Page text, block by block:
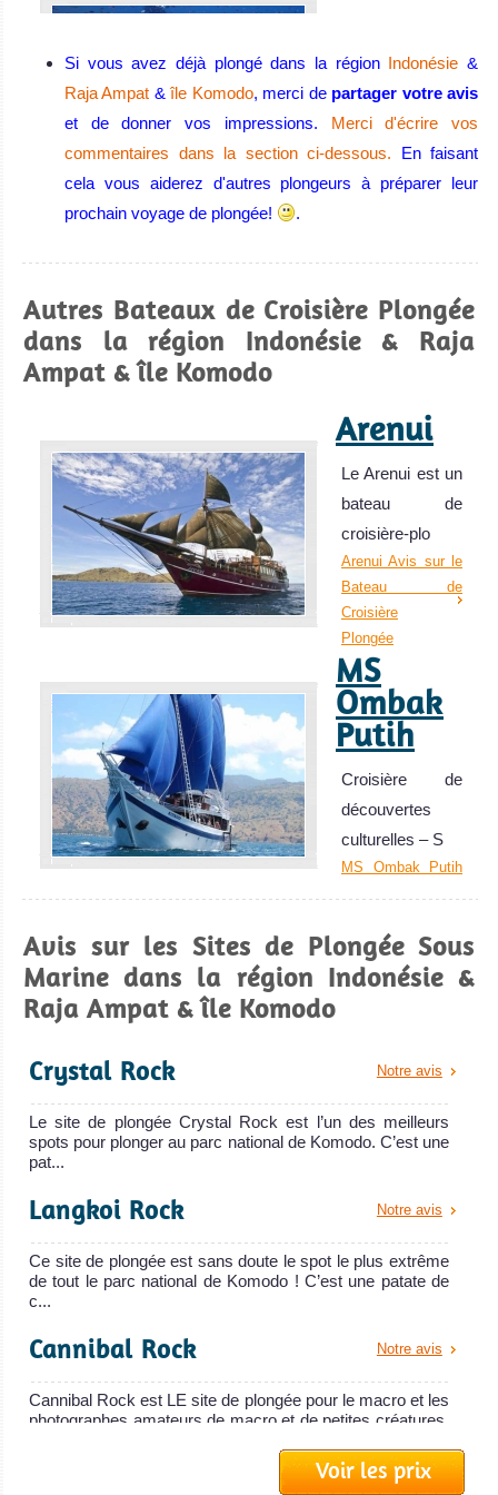
Wakatobi
au monde pour la photo sous-marine macro ! Certains
jours, la visibilité peut être extraordinaire.
Wakatobi Avis sur la plongée
Strait
Meilleure
plongée muck
au monde ! L'un
des meilleurs
spots de
plongée pour la
photographie
sous-marine
macro.
Biodiversité
incroyable !
Lembeh Strait
Avis sur la
plongée
Îles Gilis, Lombok
Plonger aux îles Gili est idéal pour nager avec des tortues
brevet de plongée puisque les plongées sont bon marché.
Îles Gilis, Lombok Avis sur la plongée
Si vous avez déjà plongé dans la région Indonésie &
Raja Ampat &île Komodo, merci de partager votre avis
et de donner vos impressions. Merci d'écrire vos
commentaires dans la section ci-dessous. En faisant
cela vous aiderez d'autres plongeurs à préparer leur
prochain voyage de plongée!
.
Autres Bateaux de Croisière Plongée
dans la région Indonésie & Raja
Ampat & île Komodo
Arenui
Le Arenui est un
bateau de
croisière-plo
Arenui Avis sur le
Bateau de
Croisière
Plongée
MS
Ombak
Putih
Croisière de
découvertes
culturelles – S
MS Ombak Putih
Plongée
MV Samambaia
Le MV Samambaia est un bateau de croisiè
MV Samambaia Avis sur le Bateau de Croisière Plongée
Avis sur les Sites de Plongée Sous
Marine dans la région Indonésie &
Raja Ampat & île Komodo
Notre avis
Crystal Rock
Le site de plongée Crystal Rock est l’un des meilleurs
spots pour plonger au parc national de Komodo. C’est une
pat...
Notre avis
Langkoi Rock
Ce site de plongée est sans doute le spot le plus extrême
de tout le parc national de Komodo ! C’est une patate de
c...
Notre avis
Cannibal Rock
Cannibal Rock est LE site de plongée pour le macro et les
photographes amateurs de macro et de petites créatures.
Notre avis
Voir les prix